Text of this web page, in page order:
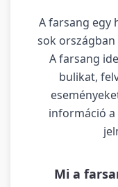
A farsang egy
sok
A farsang
bulikat,
információ
Mi a